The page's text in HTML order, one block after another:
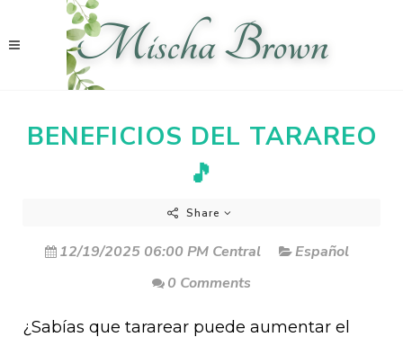
BENEFICIOS DEL TARAREO
🎵
Share
12/19/2025 06:00 PM Central
Español
0 Comments
¿Sabías que tararear puede aumentar el